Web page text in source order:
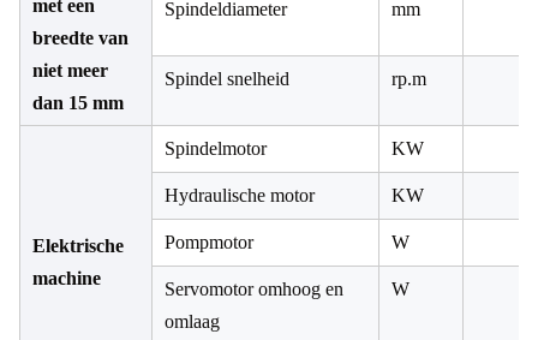
met een
breedte van
niet meer
dan 15 mm
Spindeldiameter mm
Spindel snelheid rp.m
Elektrische
machine
Spindelmotor KW
Hydraulische motor KW
Pompmotor W
Servomotor omhoog en
omlaag
W